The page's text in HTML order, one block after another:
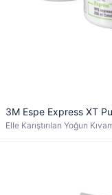
3M Espe Express XT
Elle Karıştırılan Yoğun